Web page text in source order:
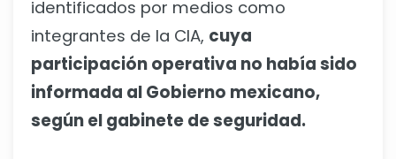
identificados por medios como
integrantes de la CIA, cuya
participación operativa no había sido
informada al Gobierno mexicano,
según el gabinete de seguridad.